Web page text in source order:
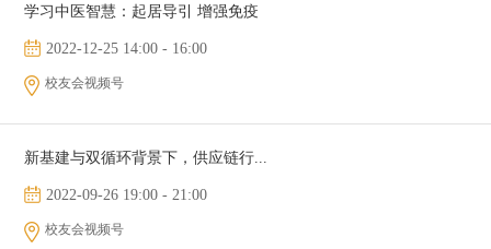
学习中医智慧：起居导引 增强免疫
2022-12-25 14:00 - 16:00
校友会视频号
新基建与双循环背景下，供应链行...
2022-09-26 19:00 - 21:00
校友会视频号